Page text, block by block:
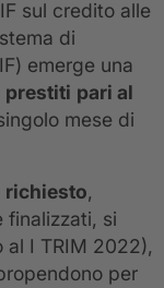
sul credito alle
di
emerge una
prestiti pari al
mese di
richiesto,
finalizzati, si
al I TRIM 2022),
per